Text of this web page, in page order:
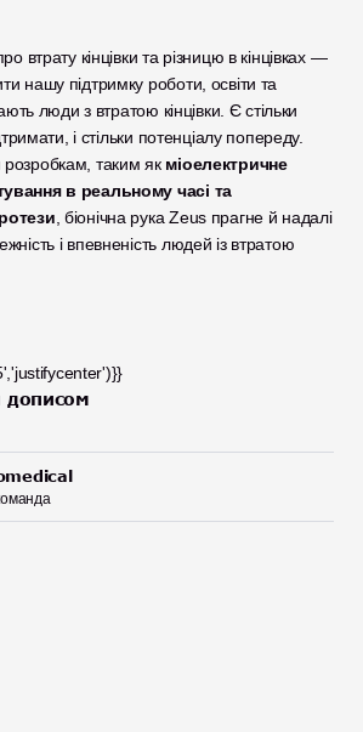
втрату кінцівки та різницю в кінцівках —
нашу підтримку роботи, освіти та
люди з втратою кінцівки. Є стільки
і стільки потенціалу попереду.
таким як міоелектричне
в реальному часі та
, біонічна рука Zeus прагне й надалі
і впевненість людей із втратою
дописом